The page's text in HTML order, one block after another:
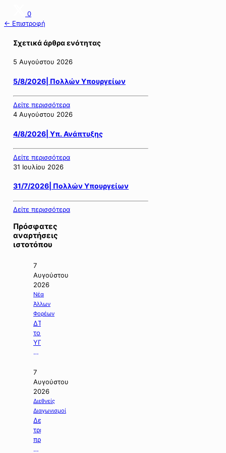
0
← Επιστροφή
Σχετικά άρθρα ενότητας
5 Αυγούστου 2026
5/8/2026| Πολλών Υπουργείων
Δείτε περισσότερα
4 Αυγούστου 2026
4/8/2026| Υπ. Ανάπτυξης
Δείτε περισσότερα
31 Ιουλίου 2026
31/7/2026| Πολλών Υπουργείων
Δείτε περισσότερα
Πρόσφατες
αναρτήσεις
ιστοτόπου
7
Αυγούστου
2026
Νέα
Άλλων
Φορέων
ΔΤ
του
ΥΠΠΕΝ
με
«Ειδικό
Χωροταξικό
Πλαίσιο
για
τον
Τουρισμό:
Στρατηγικό
εργαλείο
7
Αυγούστου
2026
Διεθνείς
Διαγωνισμοί
Δελτίο
τρεχουσών
προκηρύξεων
δημοσίων